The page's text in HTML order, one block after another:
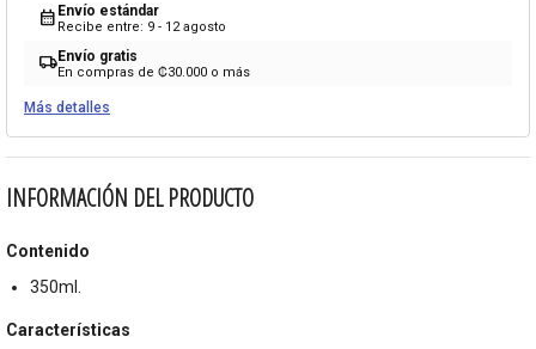
calendar_month Envío estándar
Recibe entre: 9 - 12 agosto
local_shippingEnvío gratis
En compras de ₡30.000 o más
Más detalles
INFORMACIÓN DEL PRODUCTO
Contenido
350ml.
Características